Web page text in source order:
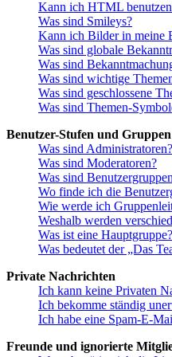
Kann ich HTML
Was sind Smileys?
Kann ich Bilder in meine
Was sind globale
Was sind
Was sind wichtige
Was sind geschlossene
Was sind Themen-
Benutzer-Stufen und Gruppen
Was sind Administratoren?
Was sind Moderatoren?
Was sind
Wo finde ich die
Wie werde ich
Weshalb werden
Was ist eine Hauptgruppe?
Was bedeutet der „Das
Private Nachrichten
Ich kann keine Privaten
Ich bekomme ständig
Ich habe eine Spam-E-
Freunde und ignorierte